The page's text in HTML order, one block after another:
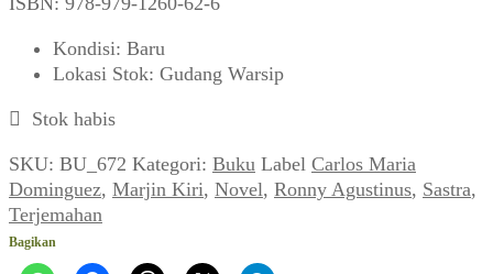
Kondisi: Baru
Lokasi Stok: Gudang Warsip
Stok habis
SKU: BU_672 Kategori: Buku Label Carlos Maria
Dominguez, Marjin Kiri, Novel, Ronny Agustinus, Sastra,
Terjemahan
Bagikan